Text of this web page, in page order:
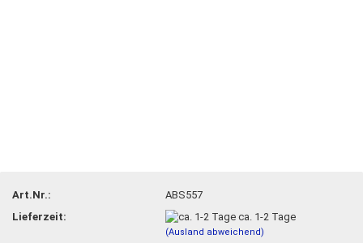
Art.Nr.:
ABS557
Lieferzeit:
ca. 1-2 Tage
(Ausland abweichend)